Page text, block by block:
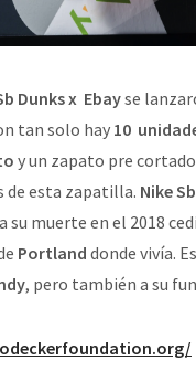
Dunks x Ebayse
tan solo hay 10
y un zapato pre
de esta zapatilla. Nike Sb
su muerte en el 2018
Portland donde vivía.
, pero también a su